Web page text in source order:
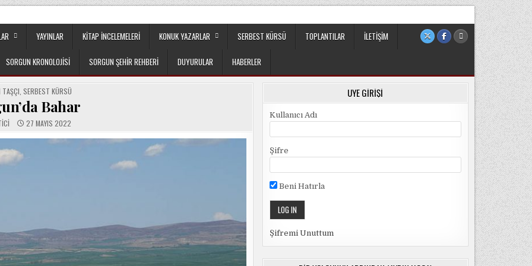
YAYINLAR KITAP İNCELEMELERI KONUK YAZARLAR SERBEST KÜRSÜ TOPLANTILAR İLETIŞIM
SORGUN KRONOLOJISI SORGUN ŞEHIR REHBERI DUYURULAR HABERLER
TAŞÇI SERBEST KÜRSÜ
Bahar
27 MAYIS 2022
ÜYE GIRIŞI
Kullanıcı Adı
Şifre
Beni Hatırla
Şifremi Unuttum